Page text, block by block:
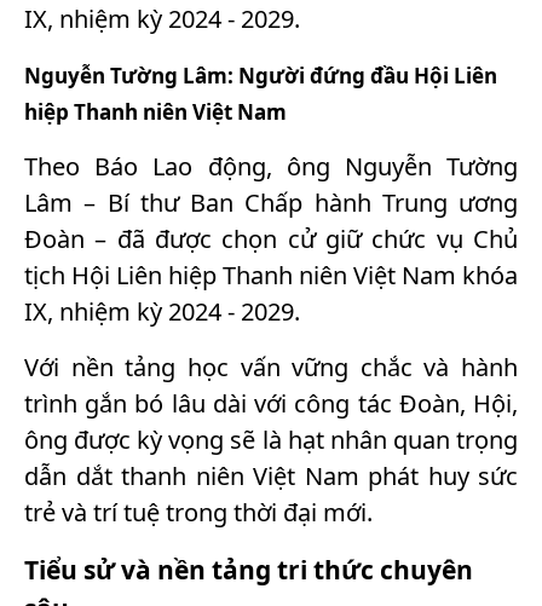
IX, nhiệm kỳ 2024 - 2029.
Nguyễn Tường Lâm: Người đứng đầu Hội Liên
hiệp Thanh niên Việt Nam
Theo Báo Lao động, ông Nguyễn Tường
Lâm – Bí thư Ban Chấp hành Trung ương
Đoàn – đã được chọn cử giữ chức vụ Chủ
tịch Hội Liên hiệp Thanh niên Việt Nam khóa
IX, nhiệm kỳ 2024 - 2029.
Với nền tảng học vấn vững chắc và hành
trình gắn bó lâu dài với công tác Đoàn, Hội,
ông được kỳ vọng sẽ là hạt nhân quan trọng
dẫn dắt thanh niên Việt Nam phát huy sức
trẻ và trí tuệ trong thời đại mới.
Tiểu sử và nền tảng tri thức chuyên